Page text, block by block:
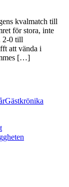
kvalmatch till
för stora, inte
2-0 till
att vända i
[…]
Gästkrönika